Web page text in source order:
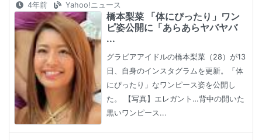
4年前 Yahoo!ニュース
橋本梨菜 「体にぴったり」ワン
ピ姿公開に「あらあらヤバヤバ
...
グラビアアイドルの橋本梨菜（28）が13
日、自身のインスタグラムを更新。「体
にぴったり」なワンピース姿を公開し
た。 【写真】エレガント…背中の開いた
黒いワンピース...